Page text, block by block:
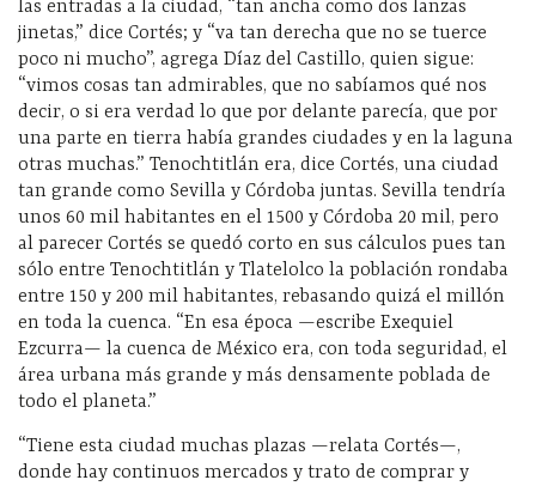
las entradas a la ciudad, “tan ancha como dos lanzas
jinetas,” dice Cortés; y “va tan derecha que no se tuerce
poco ni mucho”, agrega Díaz del Castillo, quien sigue:
“vimos cosas tan admirables, que no sabíamos qué nos
decir, o si era verdad lo que por delante parecía, que por
una parte en tierra había grandes ciudades y en la laguna
otras muchas.” Tenochtitlán era, dice Cortés, una ciudad
tan grande como Sevilla y Córdoba juntas. Sevilla tendría
unos 60 mil habitantes en el 1500 y Córdoba 20 mil, pero
al parecer Cortés se quedó corto en sus cálculos pues tan
sólo entre Tenochtitlán y Tlatelolco la población rondaba
entre 150 y 200 mil habitantes, rebasando quizá el millón
en toda la cuenca. “En esa época —escribe Exequiel
Ezcurra— la cuenca de México era, con toda seguridad, el
área urbana más grande y más densamente poblada de
todo el planeta.”
“Tiene esta ciudad muchas plazas —relata Cortés—,
donde hay continuos mercados y trato de comprar y